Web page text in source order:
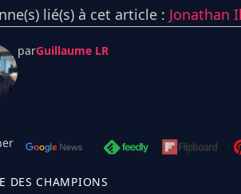
lié(s) à cet article : Jonathan
parGuillaume LR
DES CHAMPIONS